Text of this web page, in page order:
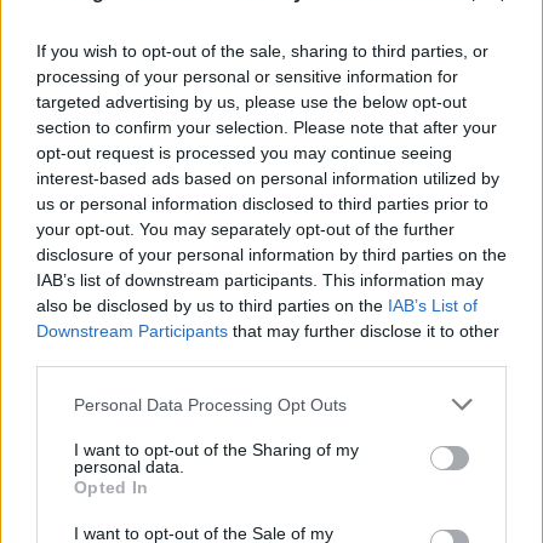
If you wish to opt-out of the sale, sharing to third parties, or
processing of your personal or sensitive information for
targeted advertising by us, please use the below opt-out
section to confirm your selection. Please note that after your
opt-out request is processed you may continue seeing
interest-based ads based on personal information utilized by
us or personal information disclosed to third parties prior to
your opt-out. You may separately opt-out of the further
disclosure of your personal information by third parties on the
IAB’s list of downstream participants. This information may
also be disclosed by us to third parties on the IAB’s List of
Downstream Participants that may further disclose it to other
Please note that this website/app uses one or more Google
not limited to your visit or usage behaviour. You may click to
grant or deny consent to Google and its third-party tags to
use your data for below specified purposes in below Google
consent section.
Personal Data Processing Opt Outs
I want to opt-out of the Sharing of my
personal data.
Opted In
I want to opt-out of the Sale of my
3.6 kW).